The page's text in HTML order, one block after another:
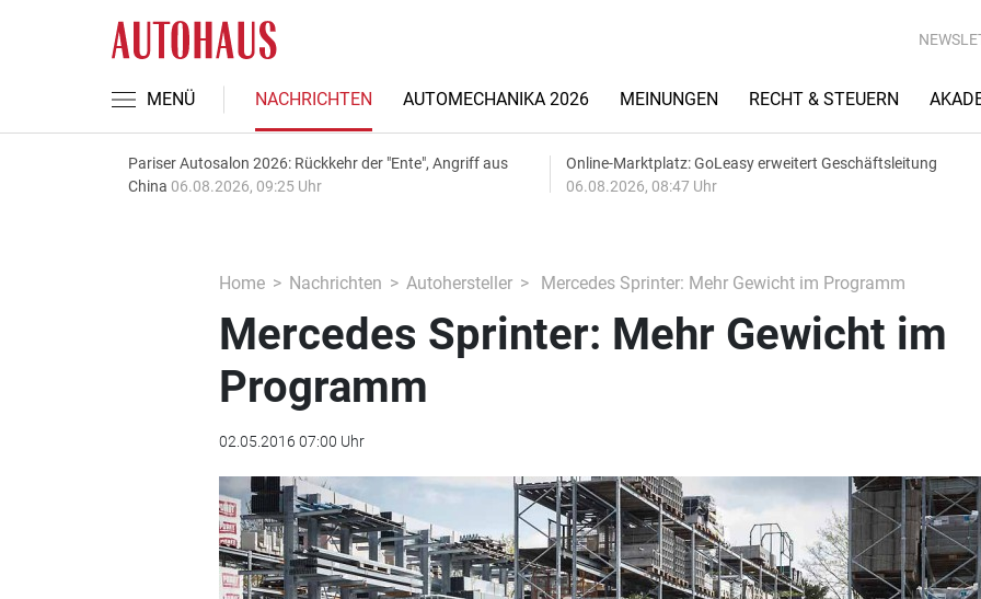
MENÜ NACHRICHTEN AUTOMECHANIKA 2026 MEINUNGEN RECHT & STEUERN
Pariser Autosalon 2026: Rückkehr der "Ente", Angriff aus
China 06.08.2026, 09:25 Uhr
Online-Marktplatz: GoLeasy erweitert Geschäftsleitung
06.08.2026, 08:47 Uhr
Home Nachrichten Autohersteller Mercedes Sprinter: Mehr Gewicht im Programm
Mercedes Sprinter: Mehr Gewicht im
Programm
02.05.2016 07:00 Uhr